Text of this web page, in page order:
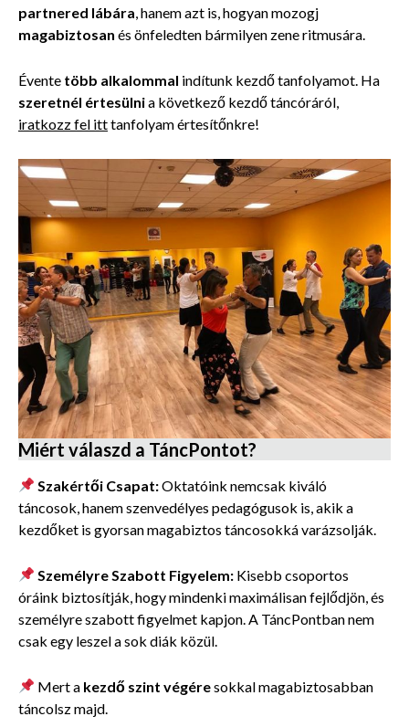
partnered lábára, hanem azt is, hogyan mozogj
magabiztosan és önfeledten bármilyen zene ritmusára.
Évente több alkalommal indítunk kezdő tanfolyamot. Ha
szeretnél értesülnia következő kezdő táncóráról,
iratkozz fel itttanfolyam értesítőnkre!
Miért válaszd a TáncPontot?
Szakértői Csapat:Oktatóink nemcsak kiváló
táncosok, hanem szenvedélyes pedagógusok is, akik a
kezdőket is gyorsan magabiztos táncosokká varázsolják.
Személyre Szabott Figyelem: Kisebb csoportos
óráink biztosítják, hogy mindenki maximálisan fejlődjön, és
személyre szabott figyelmet kapjon. A TáncPontban nem
csak egy leszel a sok diák közül.
Mert a kezdő szint végéresokkal magabiztosabban
táncolsz majd.